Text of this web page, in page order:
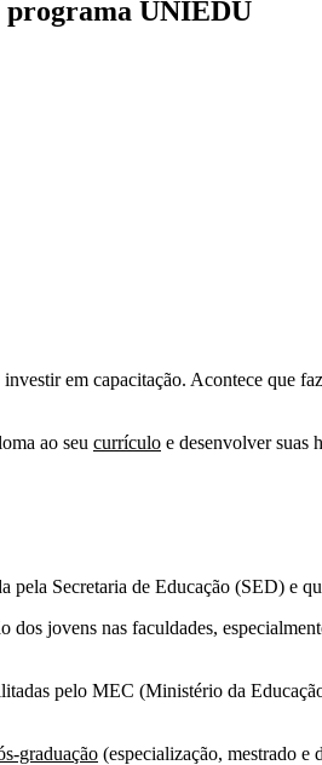
programa UNIEDU
em capacitação. Acontece que
ao seu currículo e desenvolver suas
Secretaria de Educação (SED) e
dos jovens nas faculdades,
pelo MEC (Ministério da
graduação (especialização, mestrado